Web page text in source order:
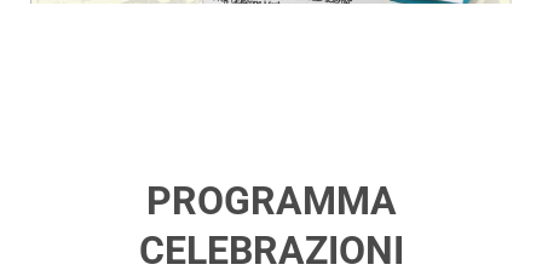
PROGRAMMA
CELEBRAZIONI